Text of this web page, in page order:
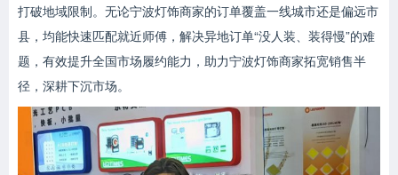
打破地域限制。无论宁波灯饰商家的订单覆盖一线城市还是偏远市
县，均能快速匹配就近师傅，解决异地订单“没人装、装得慢”的难
题，有效提升全国市场履约能力，助力宁波灯饰商家拓宽销售半
径，深耕下沉市场。